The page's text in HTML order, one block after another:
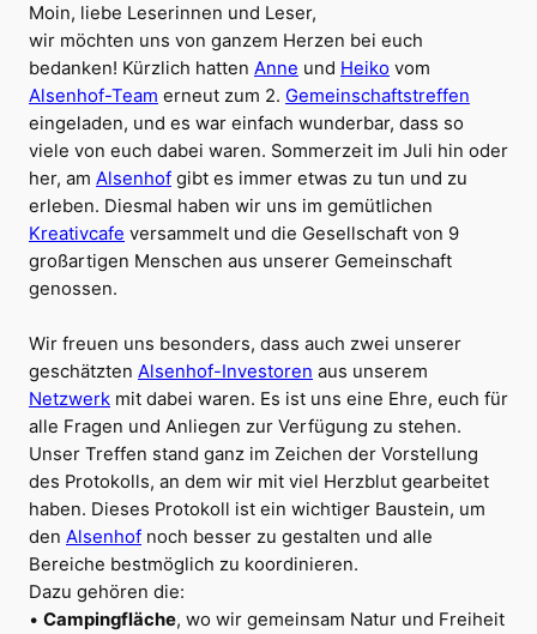
Moin, liebe Leserinnen und Leser,
wir möchten uns von ganzem Herzen bei euch
bedanken! Kürzlich hatten Anne und Heiko vom
Alsenhof-Team erneut zum 2. Gemeinschaftstreffen
eingeladen, und es war einfach wunderbar, dass so
viele von euch dabei waren. Sommerzeit im Juli hin oder
her, am Alsenhof gibt es immer etwas zu tun und zu
erleben. Diesmal haben wir uns im gemütlichen
Kreativcafe versammelt und die Gesellschaft von 9
großartigen Menschen aus unserer Gemeinschaft
genossen.
Wir freuen uns besonders, dass auch zwei unserer
geschätzten Alsenhof-Investoren aus unserem
Netzwerk mit dabei waren. Es ist uns eine Ehre, euch für
alle Fragen und Anliegen zur Verfügung zu stehen.
Unser Treffen stand ganz im Zeichen der Vorstellung
des Protokolls, an dem wir mit viel Herzblut gearbeitet
haben. Dieses Protokoll ist ein wichtiger Baustein, um
den Alsenhof noch besser zu gestalten und alle
Bereiche bestmöglich zu koordinieren.
Dazu gehören die:
• Campingfläche, wo wir gemeinsam Natur und Freiheit